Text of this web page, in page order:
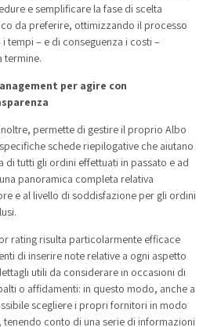
e semplificare la fase di scelta
da preferire, ottimizzando il processo
tempi – e di conseguenza i costi –
termine.
per agire con
permette di gestire il proprio Albo
schede riepilogative che aiutano
di tutti gli ordini effettuati in passato e ad
panoramica completa relativa
e al livello di soddisfazione per gli ordini
rating risulta particolarmente efficace
di inserire note relative a ogni aspetto
utili da considerare in occasioni di
o affidamenti: in questo modo, anche a
scegliere i propri fornitori in modo
conto di una serie di informazioni